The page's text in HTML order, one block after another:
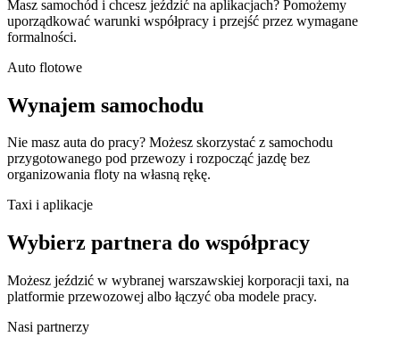
Masz samochód i chcesz jeździć na aplikacjach? Pomożemy
uporządkować warunki współpracy i przejść przez wymagane
formalności.
Auto flotowe
Wynajem samochodu
Nie masz auta do pracy? Możesz skorzystać z samochodu
przygotowanego pod przewozy i rozpocząć jazdę bez
organizowania floty na własną rękę.
Taxi i aplikacje
Wybierz partnera do współpracy
Możesz jeździć w wybranej warszawskiej korporacji taxi, na
platformie przewozowej albo łączyć oba modele pracy.
Nasi partnerzy